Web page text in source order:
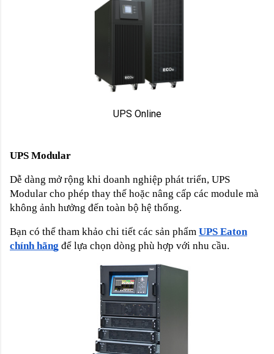
UPS Online
UPS Modular
Dễ dàng mở rộng khi doanh nghiệp phát triển, UPS
Modular cho phép thay thế hoặc nâng cấp các module mà
không ảnh hưởng đến toàn bộ hệ thống.
Bạn có thể tham khảo chi tiết các sản phẩm UPS Eaton
chính hãng để lựa chọn dòng phù hợp với nhu cầu.